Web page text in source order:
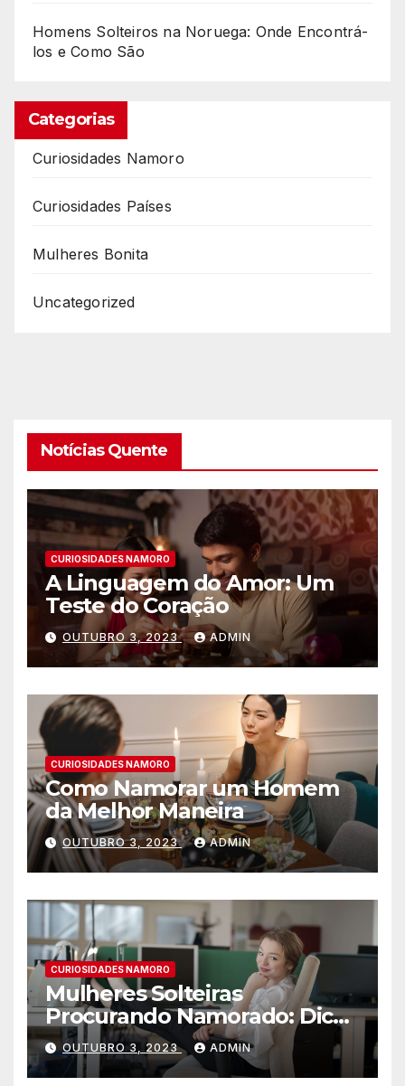
Homens Solteiros na Noruega: Onde Encontrá-
los e Como São
Categorias
Curiosidades Namoro
Curiosidades Países
Mulheres Bonita
Uncategorized
Notícias Quente
CURIOSIDADES NAMORO
A Linguagem do Amor: Um
Teste do Coração
OUTUBRO 3, 2023 ADMIN
CURIOSIDADES NAMORO
Como Namorar um Homem
da Melhor Maneira
OUTUBRO 3, 2023 ADMIN
CURIOSIDADES NAMORO
Mulheres Solteiras
Procurando Namorado: Dicas
para Encontrar o Amor
OUTUBRO 3, 2023 ADMIN